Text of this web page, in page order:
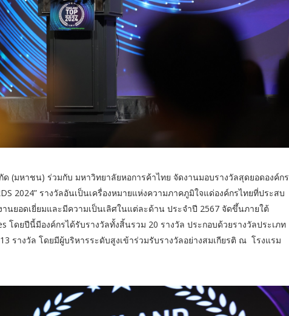
ด (มหาชน) ร่วมกับ มหาวิทยาลัยหอการค้าไทย จัดงานมอบรางวัลสุดยอดองค์กร
2024” รางวัลอันเป็นเครื่องหมายแห่งความภาคภูมิใจแด่องค์กรไทยที่ประสบ
นยอดเยี่ยมและมีความเป็นเลิศในแต่ละด้าน ประจำปี 2567 จัดขึ้นภายใต้
โดยปีนี้มีองค์กรได้รับรางวัลทั้งสิ้นรวม 20 รางวัล ประกอบด้วยรางวัลประเภท
รางวัล โดยมีผู้บริหารระดับสูงเข้าร่วมรับรางวัลอย่างสมเกียรติ ณ โรงแรม